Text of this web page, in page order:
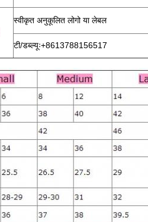
स्वीकृत अनुकूलित लोगो या लेबल
टी/डब्ल्यूः+8613788156517